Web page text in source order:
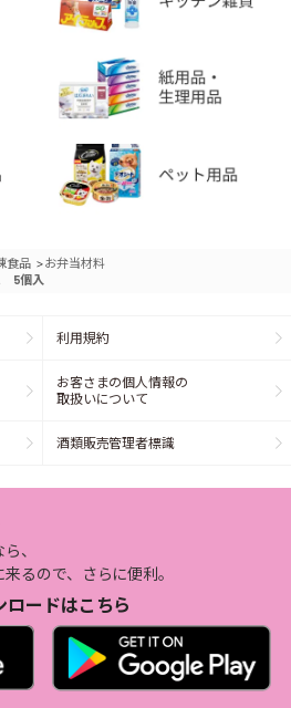
食品 >お弁当材料
5個入
利用規約
お客さまの個人情報の
取扱いについて
酒類販売管理者標識
、
るので、さらに便利。
ロードはこちら